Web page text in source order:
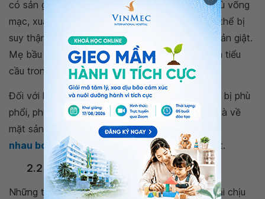
có sản giật, phù não, phù võng mạc và có thể mù võng
mạc, xuất huyết não... đối với hệ tiết niệu thì có thể bị
suy thận cấp, hoại tử ống thận và thận do tiền sản giật.
Mẹ bầu còn có thể bị thiếu máu trầm trọng, giảm tiểu
cầu trong máu, thiếu máu tán huyết vi mạch.
Đối với hệ hô hấp, thai phụ bị biến chứng có thể bị phù
phổi, phù thanh quản. Và quan trọng hơn hết đó là về
mặt sản khoa, mẹ bầu có thể bị rách nhau,
nhau bong nonhay sinh non nếu bị tiền sản giật.
2.2 Đối với thai nhi
Những thai nhi có mẹ bị tiền sản giật thường phải chịu